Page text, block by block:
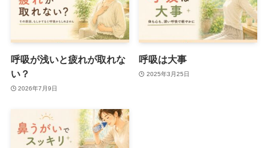
呼吸が浅いと疲れが取れな
い？
2026年7月9日
呼吸は大事
2025年3月25日